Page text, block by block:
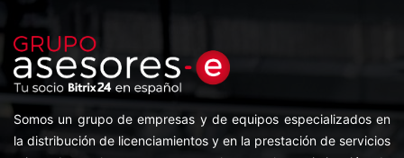
Somos un grupo de empresas y de equipos especializados en
la distribución de licenciamientos y en la prestación de servicios